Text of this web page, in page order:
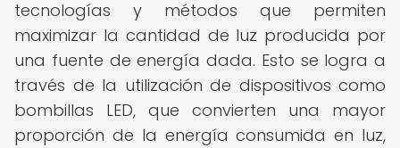
tecnologías y métodos que permiten
maximizar la cantidad de luz producida por
una fuente de energía dada. Esto se logra a
través de la utilización de dispositivos como
bombillas LED, que convierten una mayor
proporción de la energía consumida en luz,